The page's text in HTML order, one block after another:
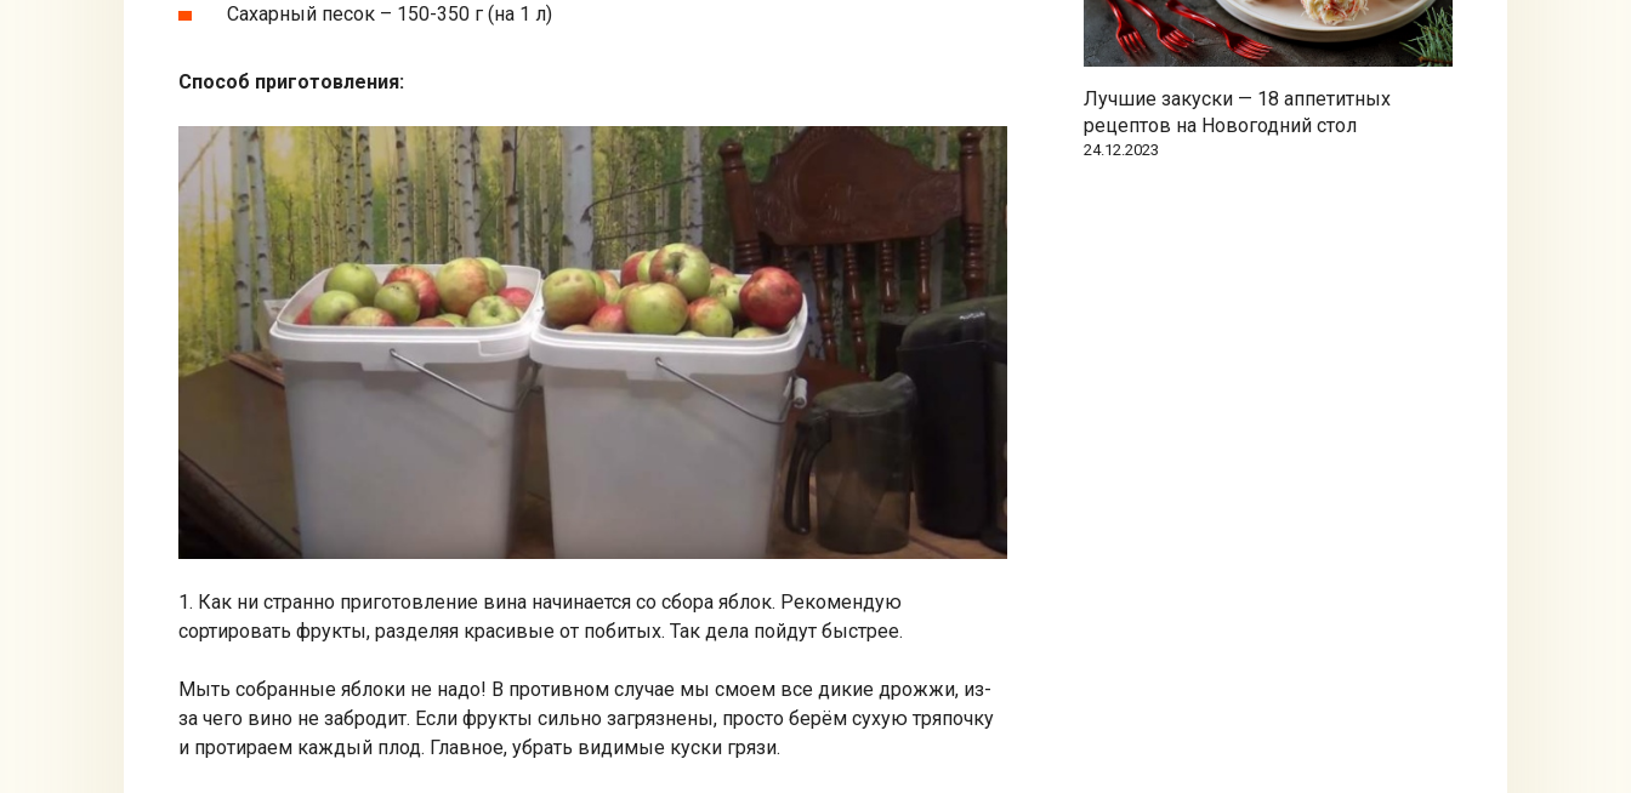
Сахарный песок – 150-350 г (на 1 л)
Способ приготовления:
1. Как ни странно приготовление вина начинается со сбора яблок. Рекомендую
сортировать фрукты, разделяя красивые от побитых. Так дела пойдут быстрее.
Мыть собранные яблоки не надо! В противном случае мы смоем все дикие дрожжи, из-
за чего вино не забродит. Если фрукты сильно загрязнены, просто берём сухую тряпочку
и протираем каждый плод. Главное, убрать видимые куски грязи.
Лучшие закуски — 18 аппетитных
рецептов на Новогодний стол
24.12.2023